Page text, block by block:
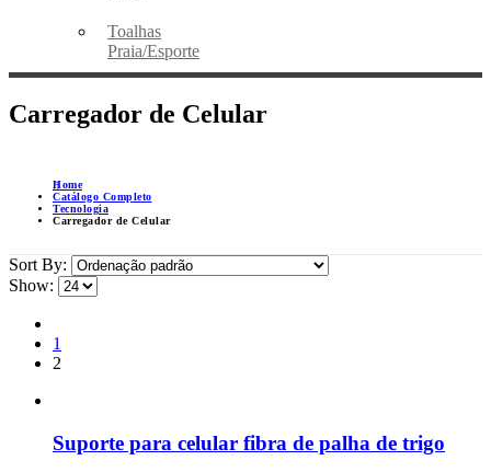
Toalhas
Praia/Esporte
Carregador de Celular
Home
Catálogo Completo
Tecnologia
Carregador de Celular
Sort By:
Show:
1
2
Suporte para celular fibra de palha de trigo